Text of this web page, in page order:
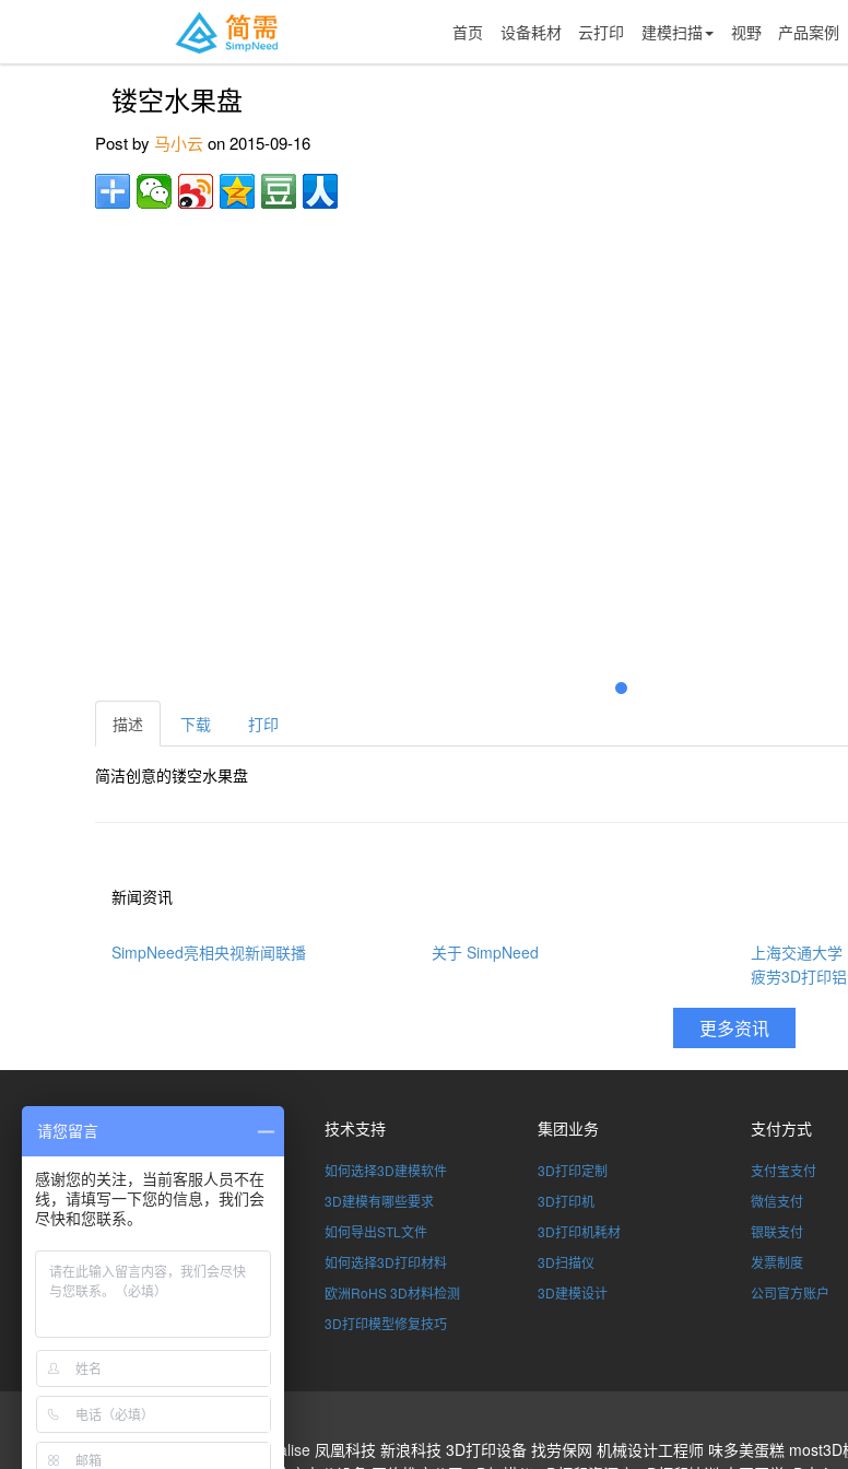
首页 设备耗材 云打印 建模扫描 视野 产品案例
镂空水果盘
Post by 马小云on 2015-09-16
描述 下载 打印
简洁创意的镂空水果盘
新闻资讯
SimpNeed亮相央视新闻联播 关于 SimpNeed
上海交通大
疲劳3D打印
了解SimpNeed
联系我们
全球合伙计划
加入SimpNeed
版权申明
技术支持
如何选择3D建模软件
3D建模有哪些要求
如何导出STL文件
如何选择3D打印材料
欧洲RoHS 3D材料检测
3D打印模型修复技巧
集团业务
3D打印定制
3D打印机
3D打印机耗材
3D扫描仪
3D建模设计
支付方式
支付宝支付
微信支付
银联支付
发票制度
公司官方账户
3D打印 Stratasys Materialise 凤凰科技 新浪科技 3D打印设备 找劳保网 机械设计工程师 味多美蛋糕 most3D
请您留言
感谢您的关注，当前客服人员不在
线，请填写一下您的信息，我们会
尽快和您联系。